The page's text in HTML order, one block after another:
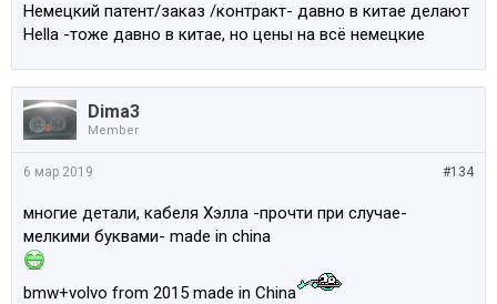
Немецкий патент/заказ /контракт- давно в китае делают
Hella -тоже давно в китае, но цены на всё немецкие
Dima3
Member
#134
6 мар 2019
многие детали, кабеля Хэлла -прочти при случае-
мелкими буквами- made in china
bmw+volvo from 2015 made in China